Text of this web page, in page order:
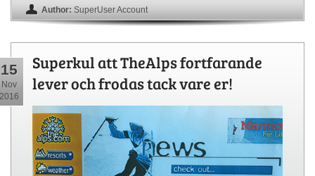
Author: SuperUser Account
15
Nov
2016
Superkul att TheAlps fortfarande
lever och frodas tack vare er!